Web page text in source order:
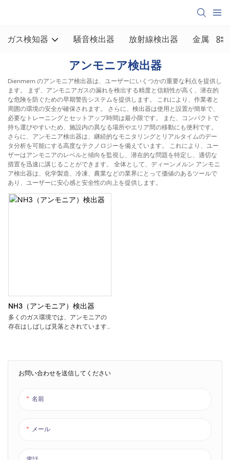
ガス検知器 騒音検出器 放射線検出器 金属探知
アンモニア検出器
Dienmern のアンモニア検出器は、ユーザーにいくつかの重要な利点を提供し
ます。 まず、アンモニアガスの漏れを検出する精度と信頼性が高く、潜在的
な危険を防ぐための早期警告システムを提供します。 これにより、作業者と
周囲の環境の安全が確保されます。 さらに、検出器は使用と設置が簡単で、
必要なトレーニングとセットアップ時間は最小限です。 また、コンパクトで
持ち運びやすいため、施設内の異なる場所やエリア間の移動にも便利です。
さらに、アンモニア検出器は、継続的なモニタリングとリアルタイムのデー
タ分析を可能にする高度なテクノロジーを備えています。 これにより、ユー
ザーはアンモニアのレベルと傾向を監視し、潜在的な問題を特定し、適切な
措置を迅速に講じることができます。 全体として、ディーンメルン アンモニ
ア検出器は、化学製造、冷凍、農業などの業界にとって価値のあるツールで
あり、ユーザーに安心感と安全性の向上を提供します。
お問い合わせを送信してください
名前
メール
NH3（アンモニア）検出器
多くのガス環境では、アンモニアの
存在はしばしば見落とされています
正確に測定するための高度なセンサ
ー技術を使用して、アンモニア濃